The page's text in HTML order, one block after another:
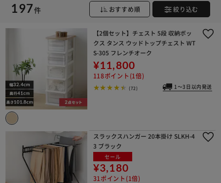
197件 おすすめ順 絞り込む
【2個セット】チェスト 5段 収納ボッ
クス タンス ウッドトップチェスト WT
S-305 フレンチオーク
¥11,800
118ポイント(1倍)
(72) 1～3日以内発送
スラックスハンガー 20本掛け SLKH-4
3 ブラック
セール
¥3,180
31ポイント(1倍)